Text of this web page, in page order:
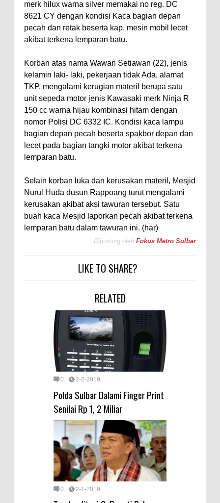
merk hilux warna silver memakai no reg. DC
8621 CY dengan kondisi Kaca bagian depan
pecah dan retak beserta kap. mesin mobil lecet
akibat terkena lemparan batu.
Korban atas nama Wawan Setiawan (22), jenis
kelamin laki- laki, pekerjaan tidak Ada, alamat
TKP, mengalami kerugian materil berupa satu
unit sepeda motor jenis Kawasaki merk Ninja R
150 cc warna hijau kombinasi hitam dengan
nomor Polisi DC 6332 IC. Kondisi kaca lampu
bagian depan pecah beserta spakbor depan dan
lecet pada bagian tangki motor akibat terkena
lemparan batu.
Selain korban luka dan kerusakan materil, Mesjid
Nurul Huda dusun Rappoang turut mengalami
kerusakan akibat aksi tawuran tersebut. Satu
buah kaca Mesjid laporkan pecah akibat terkena
lemparan batu dalam tawuran ini. (har)
Diposting oleh Fokus Metro Sulbar
LIKE TO SHARE?
RELATED
0 2-2-2019
Polda Sulbar Dalami Finger Print
Senilai Rp 1, 2 Miliar
0 2-1-2019